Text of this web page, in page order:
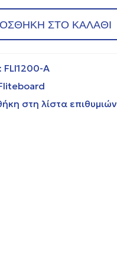
ΣΤΟ ΚΑΛΑΘΙ
FLI1200-A
στη λίστα επιθυμιών